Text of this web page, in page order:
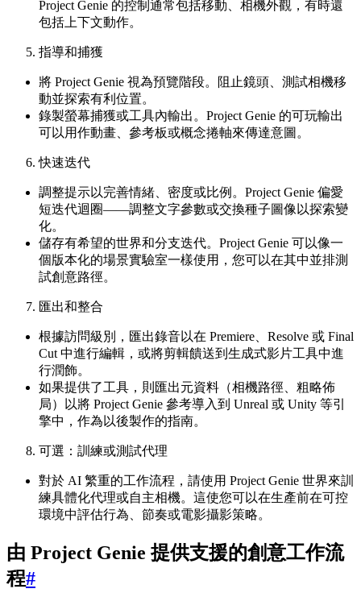
Project Genie 的控制通常包括移動、相機外觀，有時還
包括上下文動作。
指導和捕獲
將 Project Genie 視為預覽階段。阻止鏡頭、測試相機移
動並探索有利位置。
錄製螢幕捕獲或工具內輸出。Project Genie 的可玩輸出
可以用作動畫、參考板或概念捲軸來傳達意圖。
快速迭代
調整提示以完善情緒、密度或比例。Project Genie 偏愛
短迭代迴圈——調整文字參數或交換種子圖像以探索變
化。
儲存有希望的世界和分支迭代。Project Genie 可以像一
個版本化的場景實驗室一樣使用，您可以在其中並排測
試創意路徑。
匯出和整合
根據訪問級別，匯出錄音以在 Premiere、Resolve 或 Final
Cut 中進行編輯，或將剪輯饋送到生成式影片工具中進
行潤飾。
如果提供了工具，則匯出元資料（相機路徑、粗略佈
局）以將 Project Genie 參考導入到 Unreal 或 Unity 等引
擎中，作為以後製作的指南。
可選：訓練或測試代理
對於 AI 繁重的工作流程，請使用 Project Genie 世界來訓
練具體化代理或自主相機。這使您可以在生產前在可控
環境中評估行為、節奏或電影攝影策略。
由 Project Genie 提供支援的創意工作流
程#